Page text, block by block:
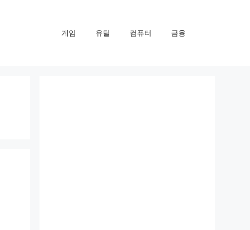
게임 유틸 컴퓨터 금융